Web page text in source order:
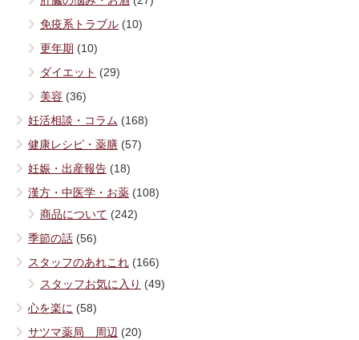
免疫系トラブル (10)
更年期 (10)
ダイエット (29)
美容 (36)
妊活相談・コラム (168)
健康レシピ・薬膳 (57)
妊娠・出産報告 (18)
漢方・中医学・お薬 (108)
商品について (242)
季節の話 (56)
スタッフのあれこれ (166)
スタッフお気に入り (49)
心を楽に (58)
サツマ薬局 周辺 (20)